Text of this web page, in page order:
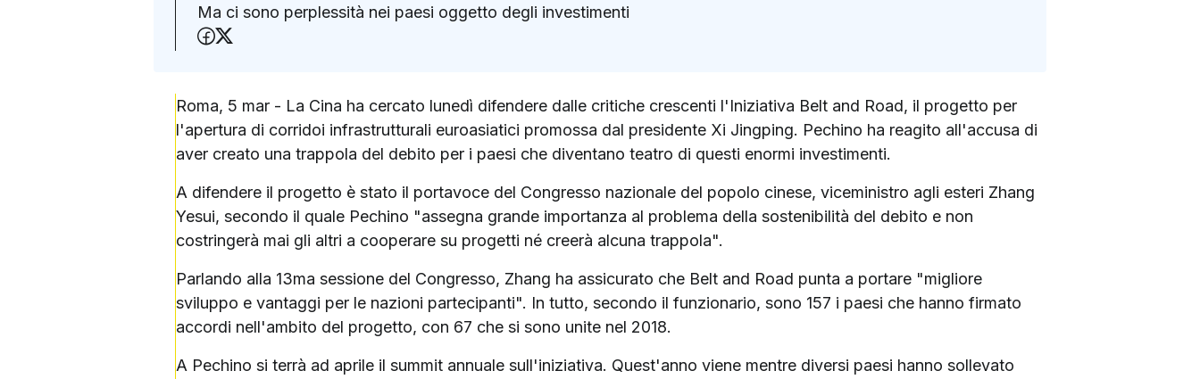
Ma ci sono perplessità nei paesi oggetto degli investimenti
Condividi su Facebook
Roma, 5 mar - La Cina ha cercato lunedì difendere dalle critiche crescenti l'Iniziativa Belt and Road, il progetto per
l'apertura di corridoi infrastrutturali euroasiatici promossa dal presidente Xi Jingping. Pechino ha reagito all'accusa di
aver creato una trappola del debito per i paesi che diventano teatro di questi enormi investimenti.
A difendere il progetto è stato il portavoce del Congresso nazionale del popolo cinese, viceministro agli esteri Zhang
Yesui, secondo il quale Pechino "assegna grande importanza al problema della sostenibilità del debito e non
costringerà mai gli altri a cooperare su progetti né creerà alcuna trappola".
Parlando alla 13ma sessione del Congresso, Zhang ha assicurato che Belt and Road punta a portare "migliore
sviluppo e vantaggi per le nazioni partecipanti". In tutto, secondo il funzionario, sono 157 i paesi che hanno firmato
accordi nell'ambito del progetto, con 67 che si sono unite nel 2018.
A Pechino si terrà ad aprile il summit annuale sull'iniziativa. Quest'anno viene mentre diversi paesi hanno sollevato